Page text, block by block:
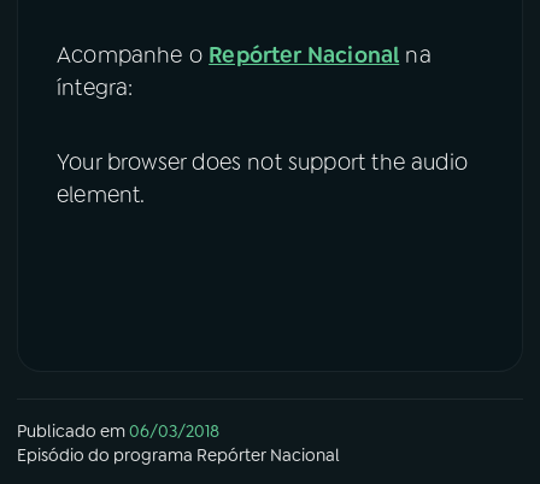
Acompanhe o Repórter Nacional na
íntegra:
Your browser does not support the audio
element.
Publicado em06/03/2018
Episódio do programa Repórter Nacional